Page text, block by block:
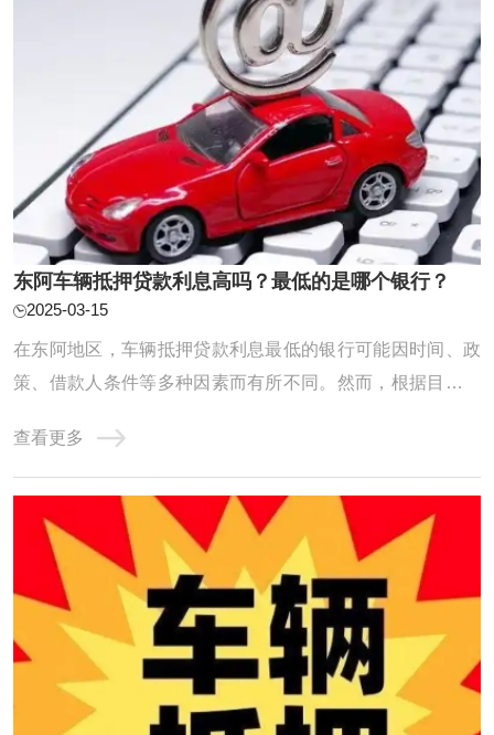
东阿车辆抵押贷款利息高吗？最低的是哪个银行？
2025-03-15
在东阿地区，车辆抵押贷款利息最低的银行可能因时间、政
策、借款人条件等多种因素而有所不同。然而，根据目前的
阿地区提供的抵押贷款利息相对较低。东阿车辆抵押贷款是
很多人喜欢的贷款方式之一，因为比信用贷款简单多了。但
是大多数人不知道利率问题，那么汽车按揭利 ...
查看更多